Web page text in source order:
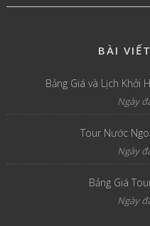
BÀI
Bảng Giá và Lịch Khởi
Ngày
Tour Nước
Ngày
Bảng Giá
Ngày